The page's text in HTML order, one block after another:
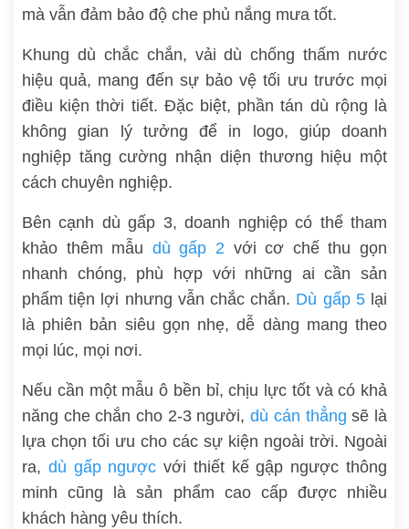
mà vẫn đảm bảo độ che phủ nắng mưa tốt.
Khung dù chắc chắn, vải dù chống thấm nước
hiệu quả, mang đến sự bảo vệ tối ưu trước mọi
điều kiện thời tiết. Đặc biệt, phần tán dù rộng là
không gian lý tưởng để in logo, giúp doanh
nghiệp tăng cường nhận diện thương hiệu một
cách chuyên nghiệp.
Bên cạnh dù gấp 3, doanh nghiệp có thể tham
khảo thêm mẫu dù gấp 2 với cơ chế thu gọn
nhanh chóng, phù hợp với những ai cần sản
phẩm tiện lợi nhưng vẫn chắc chắn. Dù gấp 5lại
là phiên bản siêu gọn nhẹ, dễ dàng mang theo
mọi lúc, mọi nơi.
Nếu cần một mẫu ô bền bỉ, chịu lực tốt và có khả
năng che chắn cho 2-3 người,dù cán thẳng sẽ là
lựa chọn tối ưu cho các sự kiện ngoài trời. Ngoài
ra, dù gấp ngược với thiết kế gập ngược thông
minh cũng là sản phẩm cao cấp được nhiều
khách hàng yêu thích.